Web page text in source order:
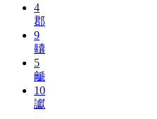
4
郡
9
齉
5
䶵
10
讞